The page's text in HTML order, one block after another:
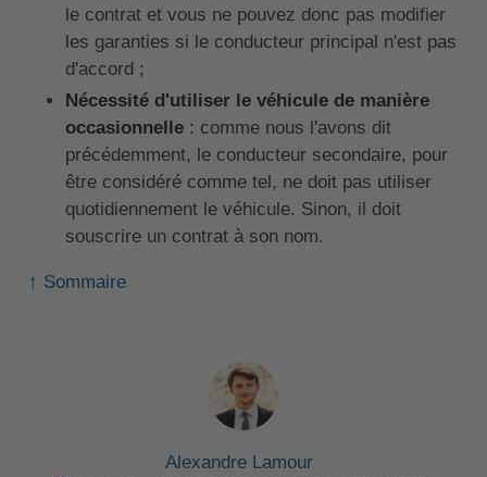
le contrat et vous ne pouvez donc pas modifier
les garanties si le conducteur principal n'est pas
d'accord ;
Nécessité d'utiliser le véhicule de manière
occasionnelle : comme nous l'avons dit
précédemment, le conducteur secondaire, pour
être considéré comme tel, ne doit pas utiliser
quotidiennement le véhicule. Sinon, il doit
souscrire un contrat à son nom.
↑ Sommaire
Alexandre Lamour